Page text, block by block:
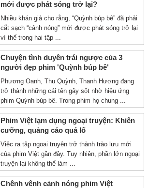
mới được phát sóng trở lại?
Nhiều khán giả cho rằng, “Quỳnh búp bê” đã phải
cắt sạch “cảnh nóng” mới được phát sóng trở lại
vì thế trong hai tập ...
Chuyện tình duyên trái ngược của 3
người đẹp phim 'Quỳnh búp bê'
Phương Oanh, Thu Quỳnh, Thanh Hương đang
trở thành những cái tên gây sốt nhờ hiệu ứng
phim Quỳnh búp bê. Trong phim họ chung ...
Phim Việt lạm dụng ngoại truyện: Khiên
cưỡng, quảng cáo quá lố
Việc ra tập ngoại truyện trở thành trào lưu mới
của phim Việt gần đây. Tuy nhiên, phần lớn ngoại
truyện lại không thể làm ...
Chênh vênh cảnh nóng phim Việt